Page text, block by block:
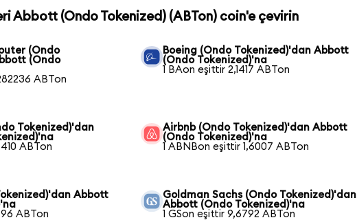
Abbott (Ondo Tokenized) (ABTon) coin'e çevirin
(Ondo
(Ondo
ABTon
Boeing (Ondo Tokenized)'dan Abbott
(Ondo Tokenized)'na
1 BAon eşittir 2,1417 ABTon
Tokenized)'dan
ABTon
Airbnb (Ondo Tokenized)'dan Abbott
(Ondo Tokenized)'na
1 ABNBon eşittir 1,6007 ABTon
Abbott
ABTon
Goldman Sachs (Ondo Tokenized)'dan
Abbott (Ondo Tokenized)'na
1 GSon eşittir 9,6792 ABTon